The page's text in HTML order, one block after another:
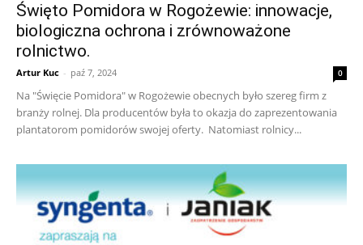
Święto Pomidora w Rogożewie: innowacje,
biologiczna ochrona i zrównoważone
rolnictwo.
Artur Kuc - paź 7, 2024 0
Na "Święcie Pomidora" w Rogożewie obecnych było szereg firm z
branży rolnej. Dla producentów była to okazja do zaprezentowania
plantatorom pomidorów swojej oferty. Natomiast rolnicy...